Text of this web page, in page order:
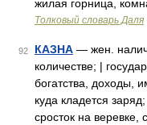
жилая горница,
Толковый словарь Даля
92 КАЗНА — жен.
количестве; |
богатства, доходы,
куда кладется
сросток на